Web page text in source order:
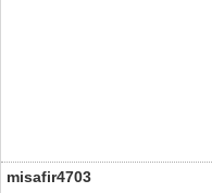
misafir4703